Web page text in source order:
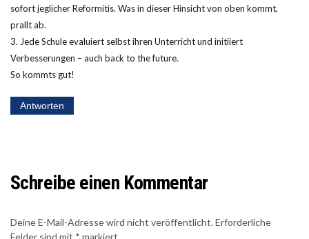
sofort jeglicher Reformitis. Was in dieser Hinsicht von oben kommt,
prallt ab.
3. Jede Schule evaluiert selbst ihren Unterricht und initiiert
Verbesserungen – auch back to the future.
So kommts gut!
Antworten
Schreibe einen Kommentar
Deine E-Mail-Adresse wird nicht veröffentlicht.Erforderliche
Felder sind mit * markiert